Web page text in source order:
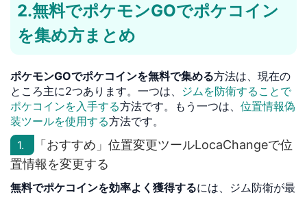
2.無料でポケモンGOでポケコイン
を集め方まとめ
ポケモンGOでポケコインを無料で集める方法は、現在の
ところ主に2つあります。一つは、 ジムを防衛することで
ポケコインを入手する方法です。もう一つは、 位置情報偽
装ツールを使用する方法です。
1.
「おすすめ」位置変更ツールLocaChangeで位
置情報を変更する
無料でポケコインを効率よく獲得するには、ジム防衛が最